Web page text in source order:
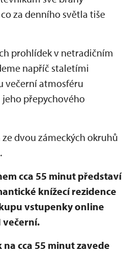
za denního světla tiše
prohlídek v netradičním
napříč staletími
večerní atmosféru
přepychového
dvou zámeckých okruhů
cca 55 minut představí
knížecí rezidence
vstupenky online
večerní.
cca 55 minut zavede